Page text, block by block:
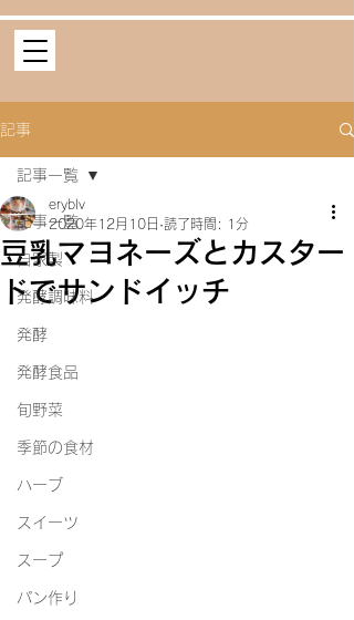
記事
記事一覧
自家製
発酵調味料
発酵
発酵食品
旬野菜
季節の食材
ハーブ
スイーツ
スープ
パン作り
記事一覧
豆乳マヨネーズとカスター
ドでサンドイッチ
eryblv
2020年12月10日 読了時間: 1分